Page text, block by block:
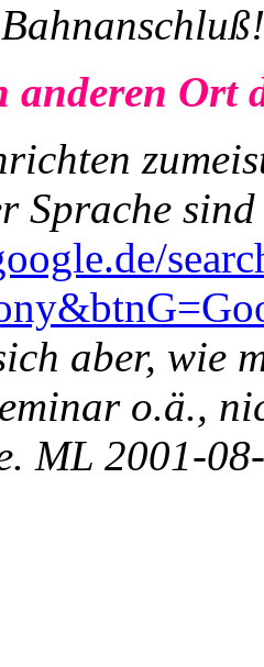
anderen Ort
Sprache
aber, wie
o.ä.,
ML 2001-